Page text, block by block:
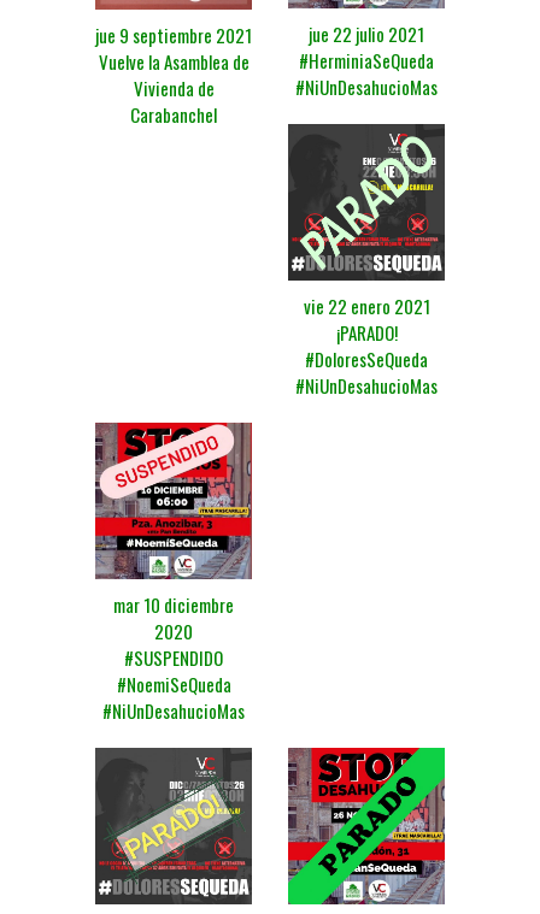
jue 9 septiembre 2021
Vuelve la Asamblea de
Vivienda de
Carabanchel
jue 22 julio 2021
#HerminiaSeQueda
#NiUnDesahucioMas
vie 22 enero 2021
¡PARADO!
#DoloresSeQueda
#NiUnDesahucioMas
mar 10 diciembre
2020
#SUSPENDIDO
#NoemiSeQueda
#NiUnDesahucioMas